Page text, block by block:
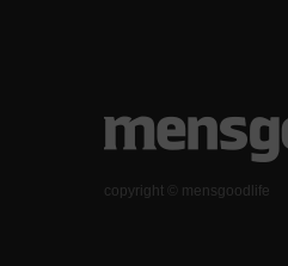
copyright © mensgoodlife